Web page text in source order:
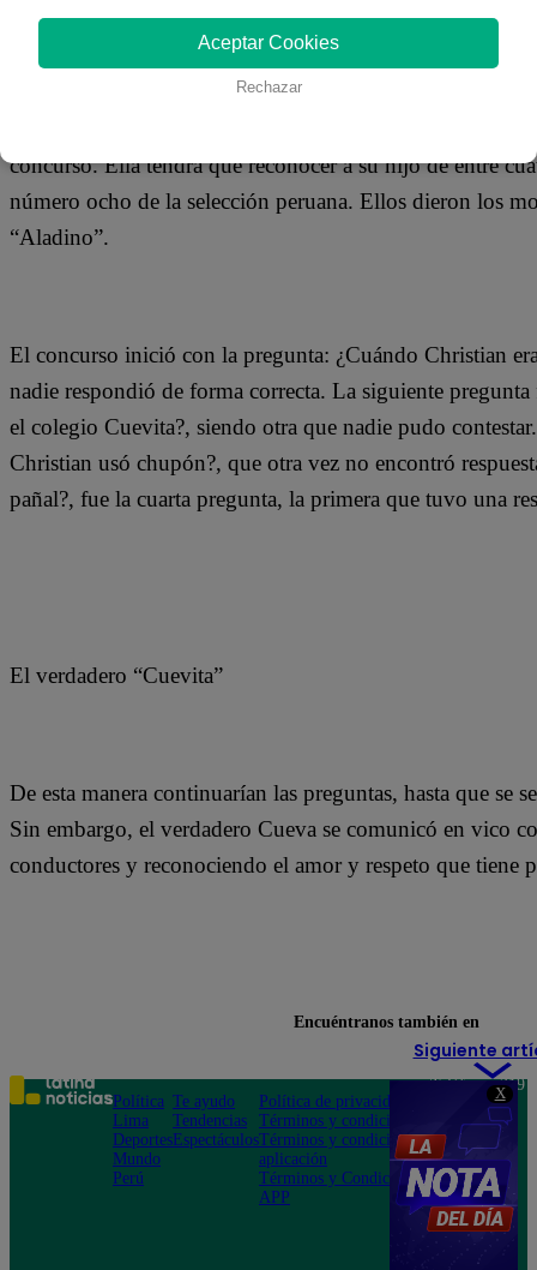
X
concurso. Ella tendrá que reconocer a su hijo de entre
número ocho de la selección peruana. Ellos dieron los
“Aladino”.
El concurso inició con la pregunta: ¿Cuándo Christian
nadie respondió de forma correcta. La siguiente
el colegio Cuevita?, siendo otra que nadie pudo
Christian usó chupón?, que otra vez no encontró
pañal?, fue la cuarta pregunta, la primera que tuvo una
El verdadero “Cuevita”
De esta manera continuarían las preguntas, hasta que se
Sin embargo, el verdadero Cueva se comunicó en vico
conductores y reconociendo el amor y respeto que tiene
Siguiente
Aceptar Cookies
Rechazar
Encuéntranos también en
Política
Lima
Deportes
Mundo
Perú
Te ayudo
Tendencias
Espectáculos
Política de privacidad
Términos y condiciones
Términos y condiciones
aplicación
Términos y Condiciones
APP
Teléfono: 219
Av. San
Felipe 968
Jesús María